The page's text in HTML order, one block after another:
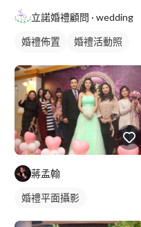
立諾婚禮顧問 · wedding
婚禮佈置
婚禮活動照
婚禮情境
蔣孟翰
婚禮平面攝影